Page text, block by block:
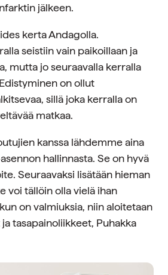
jälkeen.
kerta Andagolla.
seistiin vain paikoillaan ja
mutta jo seuraavalla kerralla
on ollut
sillä joka kerralla on
matkaa.
kanssa lähdemme aina
hallinnasta. Se on hyvä
Seuraavaksi lisätään hieman
voi tällöin olla vielä ihan
on valmiuksia, niin aloitetaan
tasapainoliikkeet, Puhakka